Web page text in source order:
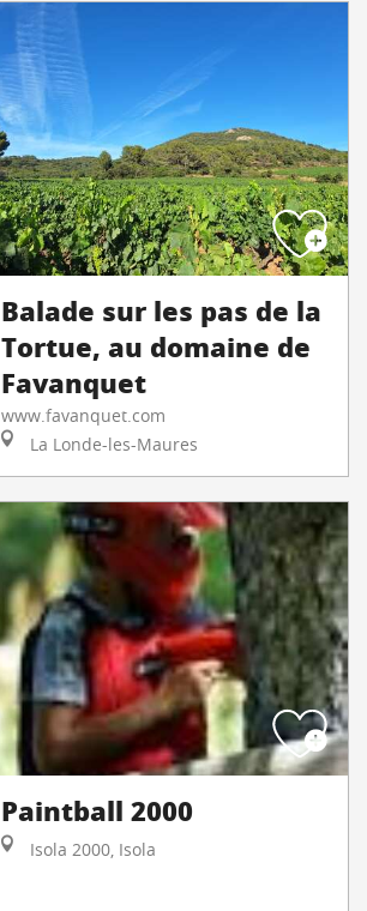
Balade sur les pas de la
Tortue, au domaine de
Favanquet
www.favanquet.com
La Londe-les-Maures
Paintball 2000
Isola 2000, Isola